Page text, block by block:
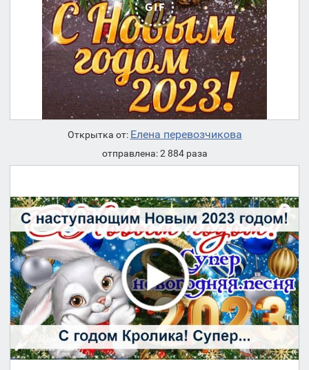
Открытка от: Елена перевозчикова
отправлена: 2 884 раза